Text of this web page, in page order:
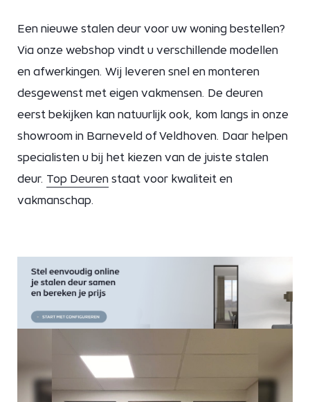
Een nieuwe stalen deur voor uw woning bestellen?
Via onze webshop vindt u verschillende modellen
en afwerkingen. Wij leveren snel en monteren
desgewenst met eigen vakmensen. De deuren
eerst bekijken kan natuurlijk ook, kom langs in onze
showroom in Barneveld of Veldhoven. Daar helpen
specialisten u bij het kiezen van de juiste stalen
deur. Top Deurenstaat voor kwaliteit en
vakmanschap.